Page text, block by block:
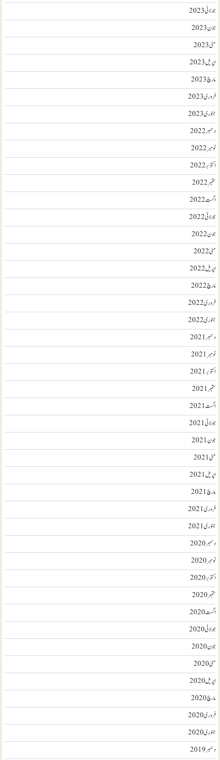
جولائی 2023
جون 2023
مئی 2023
اپریل 2023
مارچ 2023
فروری 2023
جنوری 2023
دسمبر 2022
نومبر 2022
اکتوبر 2022
ستمبر 2022
اگست 2022
جولائی 2022
جون 2022
مئی 2022
اپریل 2022
مارچ 2022
فروری 2022
جنوری 2022
دسمبر 2021
نومبر 2021
اکتوبر 2021
ستمبر 2021
اگست 2021
جولائی 2021
جون 2021
مئی 2021
اپریل 2021
مارچ 2021
فروری 2021
جنوری 2021
دسمبر 2020
نومبر 2020
اکتوبر 2020
ستمبر 2020
اگست 2020
جولائی 2020
جون 2020
مئی 2020
اپریل 2020
مارچ 2020
فروری 2020
جنوری 2020
دسمبر 2019